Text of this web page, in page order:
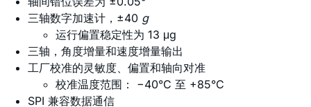
三轴数字加速计，±40 g
运行偏置稳定性为 13 μg
三轴，角度增量和速度增量输出
工厂校准的灵敏度、偏置和轴向对准
校准温度范围： −40°C 至 +85°C
SPI 兼容数据通信